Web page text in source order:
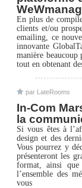
En plus de
clients et/ou
emailing, ce
innovante
manière
tout en obtenant
par LateRooms
In-Com
la
Si vous êtes à
design et des
Vous pourrez y
présenteront les
format, ainsi
l’ensemble des
vous